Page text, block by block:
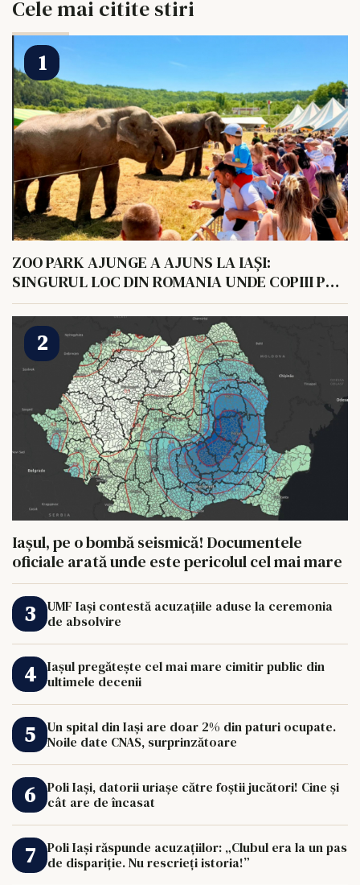
Cele mai citite stiri
ZOO PARK AJUNGE A AJUNS LA IAȘI:
SINGURUL LOC DIN ROMANIA UNDE COPIII POT
HRANI UN ELEFANT
Iașul, pe o bombă seismică! Documentele
oficiale arată unde este pericolul cel mai mare
UMF Iași contestă acuzațiile aduse la ceremonia
de absolvire
Iașul pregătește cel mai mare cimitir public din
ultimele decenii
Un spital din Iași are doar 2% din paturi ocupate.
Noile date CNAS, surprinzătoare
Poli Iași, datorii uriașe către foștii jucători! Cine și
cât are de încasat
Poli Iași răspunde acuzațiilor: „Clubul era la un pas
de dispariție. Nu rescrieți istoria!”